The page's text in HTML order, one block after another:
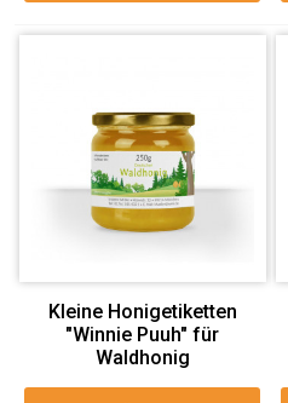
Kleine Honigetiketten
"Winnie Puuh" für
Waldhonig